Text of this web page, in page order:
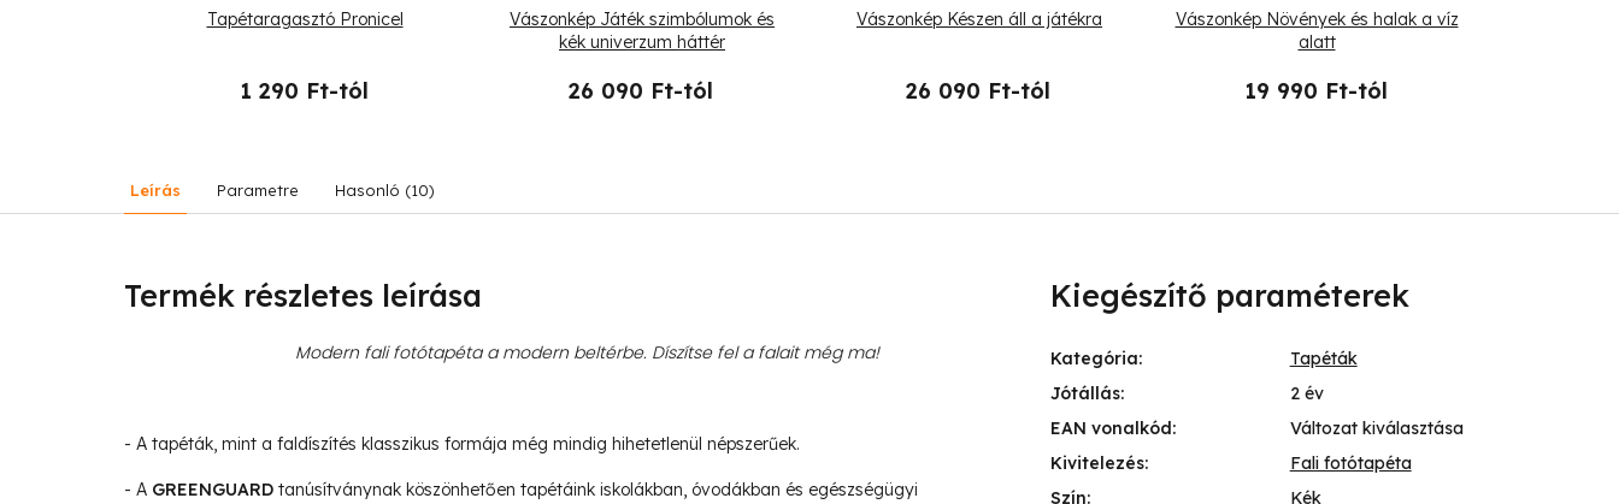
Tapétaragasztó Pronicel
1 290 Ft-tól
Vászonkép Játék szimbólumok és
kék univerzum háttér
26 090 Ft-tól
Vászonkép Készen áll a játékra
26 090 Ft-tól
Vászonkép Növények és halak a víz
alatt
19 990 Ft-tól
Leírás Parametre Hasonló (10)
Termék részletes leírása
Modern fali fotótapéta a modern beltérbe. Díszítse fel a falait még ma!
- A tapéták, mint a faldíszítés klasszikus formája még mindig hihetetlenül népszerűek.
- A GREENGUARD tanúsítványnak köszönhetően tapétáink iskolákban, óvodákban és egészségügyi
Kiegészítő paraméterek
Kategória:
Tapéták
Jótállás:
2 év
EAN vonalkód:
Változat kiválasztása
Kivitelezés:
Fali fotótapéta
Szín:
Kék